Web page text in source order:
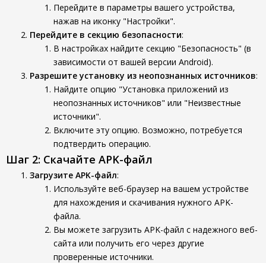
Перейдите в параметры вашего устройства,
нажав на иконку "Настройки".
Перейдите в секцию безопасности:
В настройках найдите секцию "Безопасность" (в
зависимости от вашей версии Android).
Разрешите установку из неопознанных источников:
Найдите опцию "Установка приложений из
неопознанных источников" или "Неизвестные
источники".
Включите эту опцию. Возможно, потребуется
подтвердить операцию.
Шаг 2: Скачайте APK-файл
Загрузите APK-файл:
Используйте веб-браузер на вашем устройстве
для нахождения и скачивания нужного APK-
файла.
Вы можете загрузить APK-файл с надежного веб-
сайта или получить его через другие
проверенные источники.